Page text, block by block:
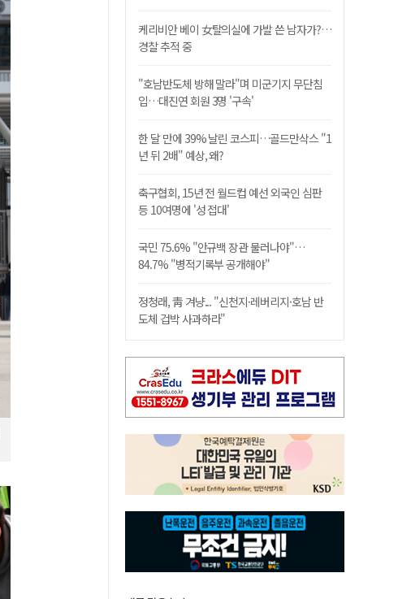
케리비안 베이 女탈의실에 가발 쓴 남자가?…
경찰 추적 중
"호남반도체 방해 말라"며 미군기지 무단침
입…대진연 회원 3명 '구속'
한 달 만에 39% 날린 코스피…골드만삭스 "1
년 뒤 2배" 예상, 왜?
축구협회, 15년 전 월드컵 예선 외국인 심판
등 10여명에 '성 접대'
국민 75.6% "안규백 장관 물러나야"…
84.7% "병적기록부 공개해야"
정청래, 靑 겨냥... "신천지·레버리지·호남 반
도체 겁박 사과하라"